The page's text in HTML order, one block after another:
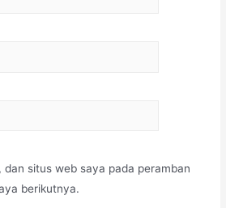
dan situs web saya pada peramban
berikutnya.